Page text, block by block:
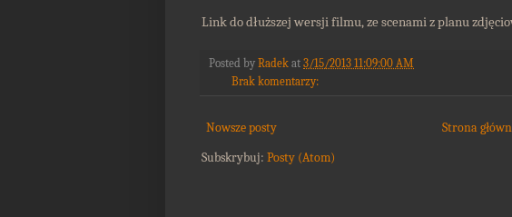
Link do dłuższej wersji filmu, ze scenami z planu
Posted by Radek at 3/15/2013 11:09:00 AM
Brak komentarzy:
Nowsze posty
Strona
Subskrybuj: Posty (Atom)